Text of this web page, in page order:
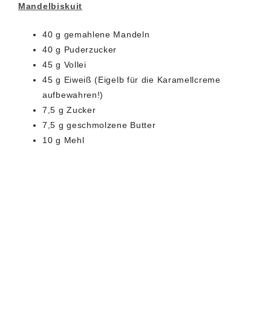
Mandelbiskuit
40 g gemahlene Mandeln
40 g Puderzucker
45 g Vollei
45 g Eiweiß (Eigelb für die Karamellcreme
aufbewahren!)
7,5 g Zucker
7,5 g geschmolzene Butter
10 g Mehl